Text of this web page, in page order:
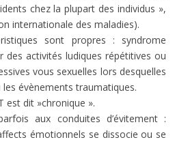
chez la plupart des individus »,
internationale des maladies).
sont propres : syndrome
des activités ludiques répétitives ou
vous sexuelles lors desquelles
évènements traumatiques.
est dit »chronique ».
aux conduites d’évitement :
émotionnels se dissocie ou se